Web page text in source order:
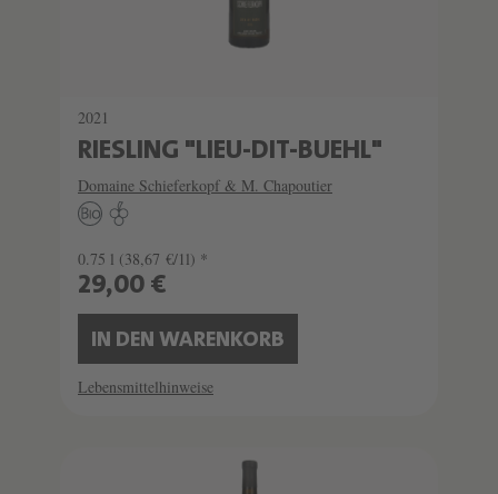
2021
RIESLING "LIEU-DIT-BUEHL"
Domaine Schieferkopf & M. Chapoutier
0.75 l (38,67 €/1l) *
29,00 €
IN DEN WARENKORB
Lebensmittelhinweise